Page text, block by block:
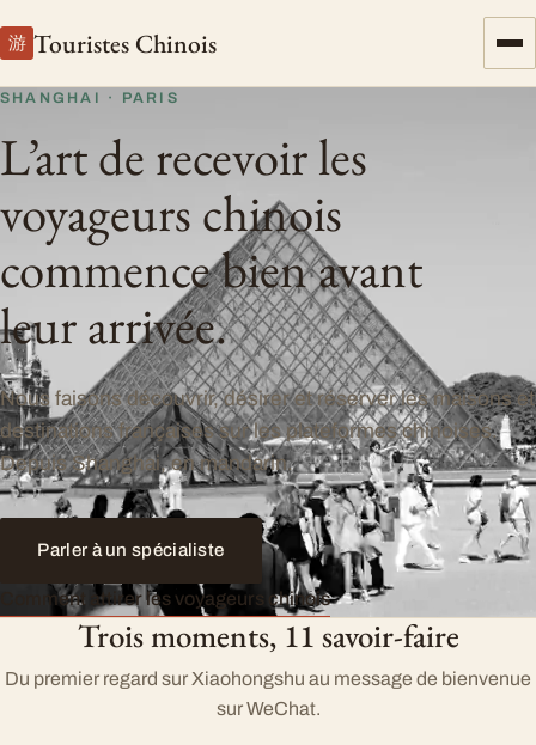
游 Touristes Chinois
SHANGHAI · PARIS
L’art de recevoir les
voyageurs chinois
commencebien avant
leur arrivée.
Nous faisons découvrir, désirer et réserver les maisons et
destinations françaises sur les plateformes chinoises.
Depuis Shanghai, en mandarin.
Parler à un spécialiste
Comment attirer les voyageurs chinois
Trois moments, 11 savoir-faire
Du premier regard sur Xiaohongshu au message de bienvenue
sur WeChat.